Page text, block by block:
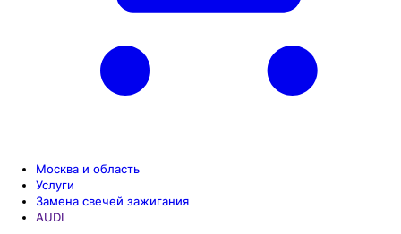
Москва и область
Услуги
Замена свечей зажигания
AUDI